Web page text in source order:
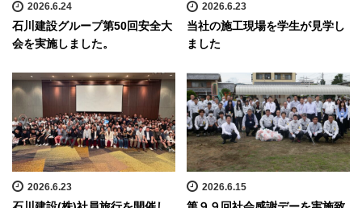
2026.6.24
石川建設グループ第50回安全大
会を実施しました。
2026.6.23
当社の施工現場を学生が見学し
ました
2026.6.23 2026.6.15